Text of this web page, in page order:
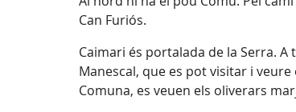
Can Furiós.
Caimari és portalada de la Serra. A
Manescal, que es pot visitar i
Comuna, es veuen els oliverars